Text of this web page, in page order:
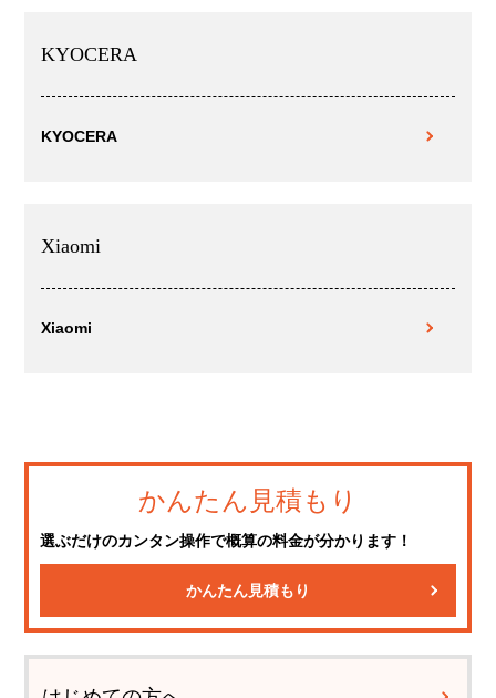
KYOCERA
KYOCERA
Xiaomi
Xiaomi
かんたん見積もり
選ぶだけのカンタン操作で概算の料金が分かります！
かんたん見積もり